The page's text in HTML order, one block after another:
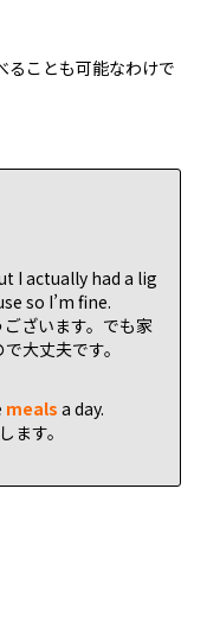
ることも可能なわけで
I actually had a lig
so I’m fine.
ざいます。でも家
大丈夫です。
meals a day.
ます。